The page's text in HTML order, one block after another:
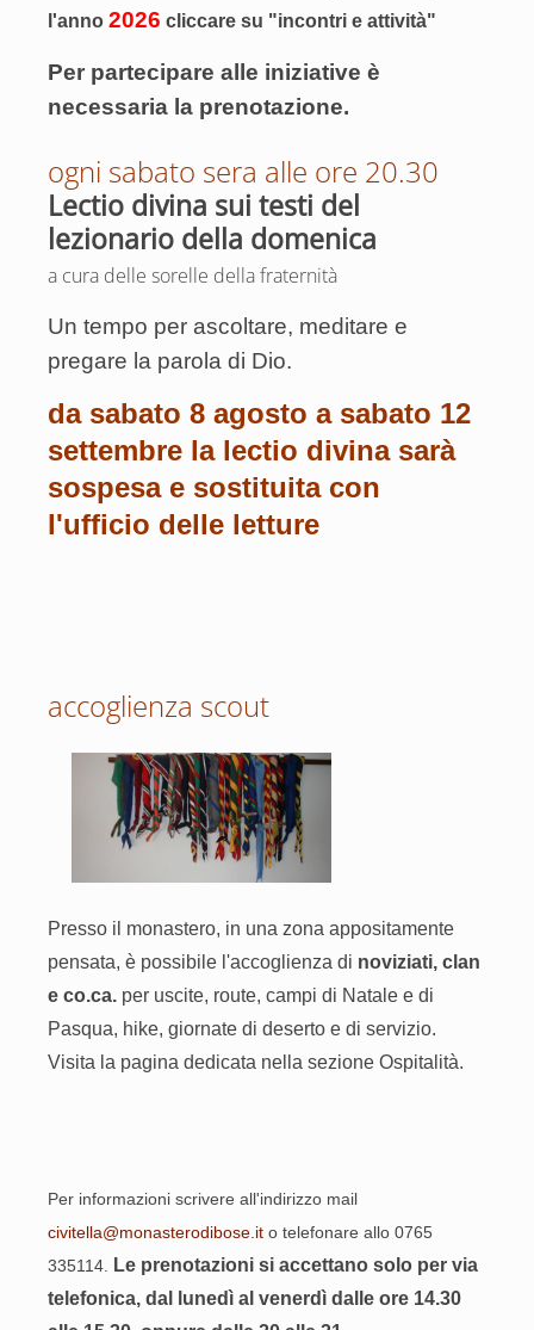
l'anno 2026 cliccare su "incontri e attività"
Per partecipare alle iniziative è
necessaria la prenotazione.
ogni sabato sera alle ore 20.30
Lectio divina sui testi del
lezionario della domenica
a cura delle sorelle della fraternità
Un tempo per ascoltare, meditare e
pregare la parola di Dio.
da sabato 8 agosto a sabato 12
settembre la lectio divina sarà
sospesa e sostituita con
l'ufficio delle letture
accoglienza scout
Presso il monastero, in una zona appositamente
pensata, è possibile l'accoglienza di noviziati, clan
e co.ca. per uscite, route, campi di Natale e di
Pasqua, hike, giornate di deserto e di servizio.
Visita la pagina dedicata nella sezione Ospitalità.
Per informazioni scrivere all'indirizzo mail
civitella@monasterodibose.it o telefonare allo 0765
335114. Le prenotazioni si accettano solo per via
telefonica, dal lunedì al venerdì dalle ore 14.30